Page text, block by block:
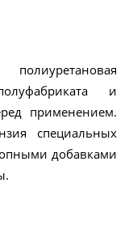
и
применением.
специальных
добавками